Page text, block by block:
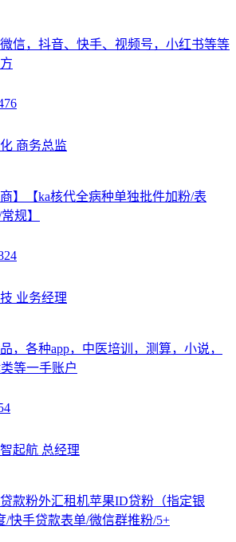
信，抖音、快手、视频号，小红书等等
商务总监
】【ka核代全病种单独批件加粉/表
规】
业务经理
，各种app，中医培训，测算，小说，
等一手账户
起航 总经理
款粉外汇租机苹果ID贷粉（指定银
/快手贷款表单/微信群推粉/5+